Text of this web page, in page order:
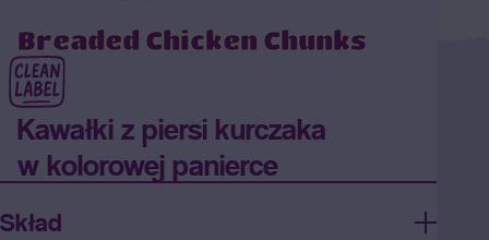
Breaded Chicken Chunks
Kawałki z piersi kurczaka
w kolorowej panierce
Skład